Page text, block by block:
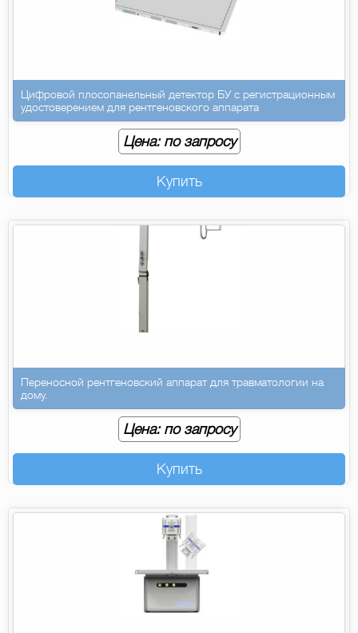
Цифровой плосопанельный детектор БУ с регистрационным
удостоверением для рентгеновского аппарата
Цена: по запросу
Купить
Переносной рентгеновский аппарат для травматологии на
дому.
Цена: по запросу
Купить